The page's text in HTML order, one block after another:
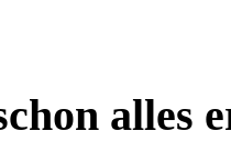
alles